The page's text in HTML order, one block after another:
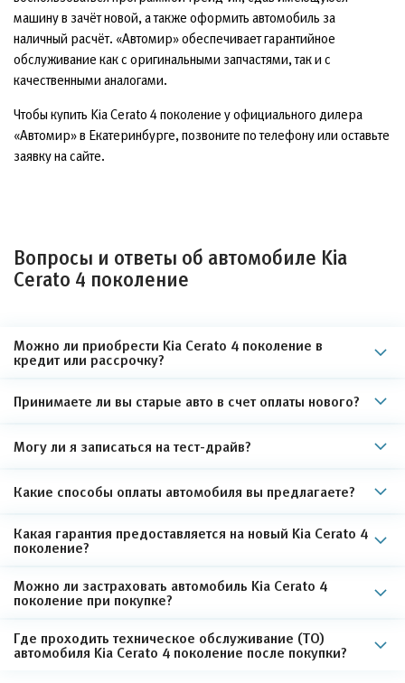
машину в зачёт новой, а также оформить автомобиль за
наличный расчёт. «Автомир» обеспечивает гарантийное
обслуживание как с оригинальными запчастями, так и с
качественными аналогами.
Чтобы купить Kia Cerato 4 поколение у официального дилера
«Автомир» в Екатеринбурге, позвоните по телефону или оставьте
заявку на сайте.
Вопросы и ответы об автомобиле Kia
Cerato 4 поколение
Можно ли приобрести Kia Cerato 4 поколение в
кредит или рассрочку?
Принимаете ли вы старые авто в счет оплаты нового?
Могу ли я записаться на тест-драйв?
Какие способы оплаты автомобиля вы предлагаете?
Какая гарантия предоставляется на новый Kia Cerato 4
поколение?
Можно ли застраховать автомобиль Kia Cerato 4
поколение при покупке?
Где проходить техническое обслуживание (ТО)
автомобиля Kia Cerato 4 поколение после покупки?